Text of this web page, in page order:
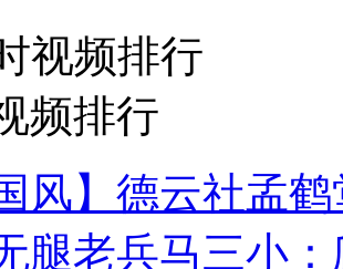
视频排行
频排行
风】德云社孟
腿老兵马三小